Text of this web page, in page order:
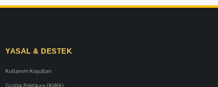
YASAL & DESTEK
Kullanım Koşulları
Gizlilik Politikası (KVKK)